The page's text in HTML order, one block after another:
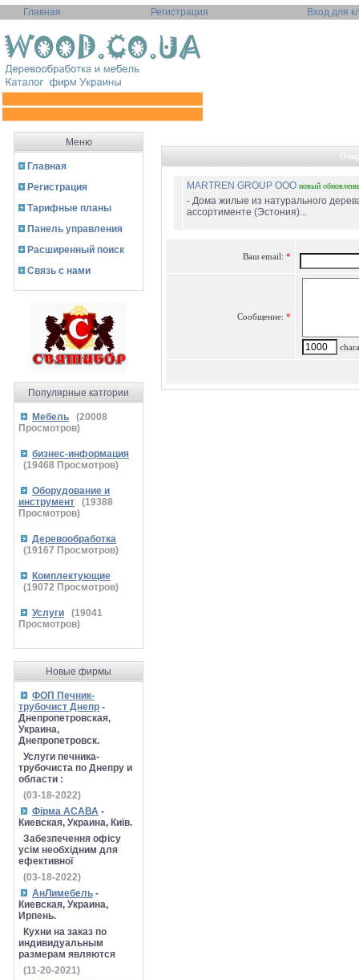
Главная Регистрация Вход для
Меню
Главная
Регистрация
Тарифные планы
Панель управления
Расширенный поиск
Связь с нами
Популярные катгории
Мебель (20008
Просмотров)
бизнес-информация
(19468 Просмотров)
Оборудование и
инструмент
(19388
Просмотров)
Деревообработка
(19167 Просмотров)
Комплектующие
(19072 Просмотров)
Услуги (19041
Просмотров)
Новые фирмы
ФОП Печник-
трубочист Днепр -
Днепропетровская,
Украина,
Днепропетровск.
Услуги печника-
трубочиста по Днепру и
области :
(03-18-2022)
Фірма АСАВА -
Киевская, Украина, Київ.
Забезпечення офісу
усім необхідним для
ефективної
(03-18-2022)
АнЛимебель -
Киевская, Украина,
Ирпень.
Кухни на заказ по
индивидуальным
размерам являются
(11-20-2021)
MARTREN GROUP ООО новый
- Дома жилые из натурального
ассортименте (Эстония)...
Ваш email: *
Сообщение: *